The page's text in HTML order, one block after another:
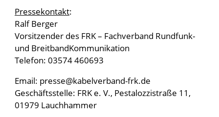
Pressekontakt:
Ralf Berger
Vorsitzender des FRK – Fachverband Rundfunk-
und BreitbandKommunikation
Telefon: 03574 460693
Email: presse@kabelverband-frk.de
Geschäftsstelle: FRK e. V., Pestalozzistraße 11,
01979 Lauchhammer